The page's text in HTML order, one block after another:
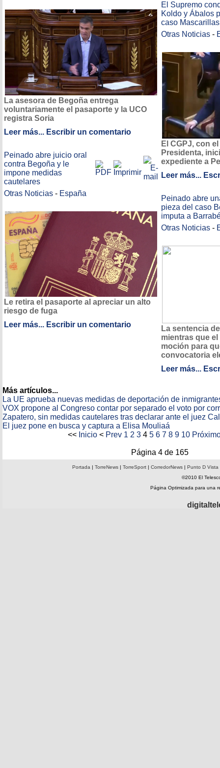
La asesora de Begoña entrega
voluntariamente el pasaporte y la UCO
registra Soria
Leer más... Escribir un comentario
Peinado abre juicio oral
contra Begoña y le
impone medidas
cautelares
Otras Noticias - España
Le retira el pasaporte al apreciar un alto
riesgo de fuga
Leer más... Escribir un comentario
El Supremo
Koldo y Ábalos
caso Mascarillas
Otras Noticias -
El CGPJ, con
Presidenta,
expediente a
Leer más...
Peinado abre
pieza del caso
imputa a
Otras Noticias -
La sentencia
mientras que
moción para
convocatoria
Leer más...
Más artículos...
La UE aprueba nuevas medidas de deportación de
VOX propone al Congreso contar por separado el voto por
Zapatero, sin medidas cautelares tras declarar ante el juez
El juez pone en busca y captura a Elisa Mouliaá
<< Inicio < Prev 1 2 3 4 5 6 7 8 9 10
Página 4 de 165
Portada | TorreNews| TorreSport| CorredorNews| Punto D Vista
©2010 El
Página Optimizada para una